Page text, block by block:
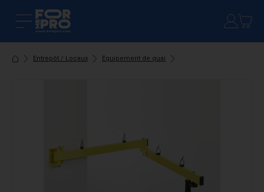
Entrepôt / Locaux Equipement de quai